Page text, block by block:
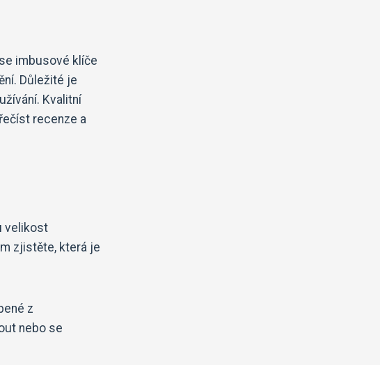
imbusové klíče
Důležité je
Kvalitní
recenze a
velikost
zjistěte, která je
z
nebo se